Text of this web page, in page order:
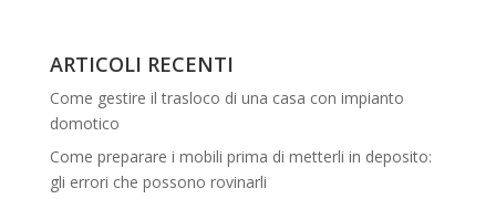
ARTICOLI RECENTI
Come gestire il trasloco di una casa con impianto
domotico
Come preparare i mobili prima di metterli in deposito:
gli errori che possono rovinarli